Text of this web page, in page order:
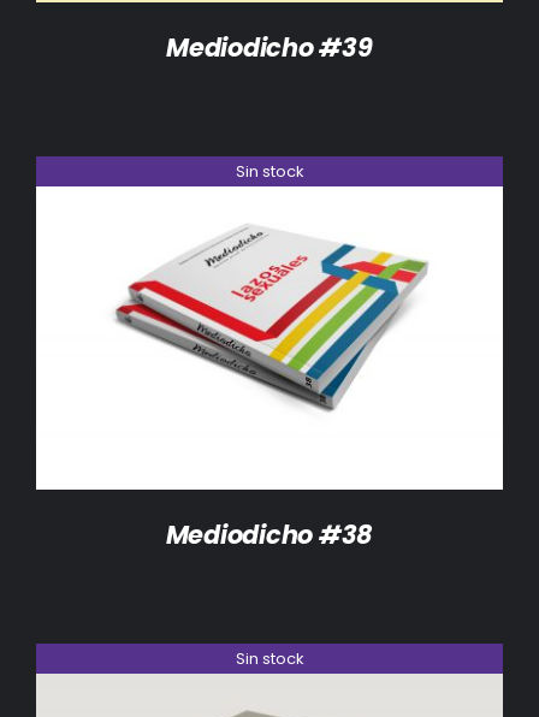
Mediodicho #39
Sin stock
DETALLES
Mediodicho #38
Sin stock